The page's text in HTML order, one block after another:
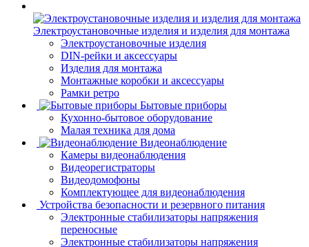
Электроустановочные изделия и изделия для монтажа
Электроустановочные изделия
DIN-рейки и аксессуары
Изделия для монтажа
Монтажные коробки и аксессуары
Рамки ретро
Бытовые приборы
Кухонно-бытовое оборудование
Малая техника для дома
Видеонаблюдение
Камеры видеонаблюдения
Видеорегистраторы
Видеодомофоны
Комплектующее для видеонаблюдения
Устройства безопасности и резервного питания
Электронные стабилизаторы напряжения
переносные
Электронные стабилизаторы напряжения